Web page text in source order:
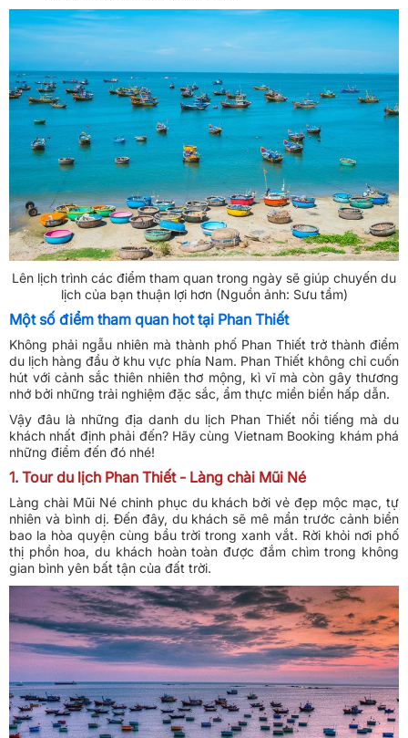
Lên lịch trình các điểm tham quan trong ngày sẽ giúp chuyến du
lịch của bạn thuận lợi hơn (Nguồn ảnh: Sưu tầm)
Một số điểm tham quan hot tại Phan Thiết
Không phải ngẫu nhiên mà thành phố Phan Thiết trở thành điểm
du lịch hàng đầu ở khu vực phía Nam. Phan Thiết không chỉ cuốn
hút với cảnh sắc thiên nhiên thơ mộng, kì vĩ mà còn gây thương
nhớ bởi những trải nghiệm đặc sắc, ẩm thực miền biển hấp dẫn.
Vậy đâu là những địa danh du lịch Phan Thiết nổi tiếng mà du
khách nhất định phải đến? Hãy cùng Vietnam Booking khám phá
những điểm đến đó nhé!
1. Tour du lịch Phan Thiết - Làng chài Mũi Né
Làng chài Mũi Né chinh phục du khách bởi vẻ đẹp mộc mạc, tự
nhiên và bình dị. Đến đây, du khách sẽ mê mẩn trước cảnh biển
bao la hòa quyện cùng bầu trời trong xanh vắt. Rời khỏi nơi phố
thị phồn hoa, du khách hoàn toàn được đắm chìm trong không
gian bình yên bất tận của đất trời.